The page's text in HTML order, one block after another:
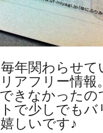
年関わらせ
アフリー情報
きなかった
で少しでも
しいです♪